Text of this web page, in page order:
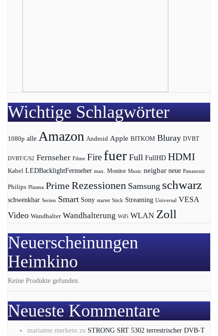
Wichtige Schlagwörter
1080p alle Amazon Android Apple BITKOM Bluray DVBT
DVBT/C/S2 Fernseher Filme Fire fuer Full FullHD HDMI
Kabel LEDBacklightFernseher max. Monitor Music neigbar neue Panasonic
Philips Plasma PrimeRezessionen Samsung schwarz
schwenkbar Serien Smart Sony startet Stick Streaming Universal VESA
Video Wandhalter Wandhalterung WiFi WLAN Zoll
Neuerscheinungen
Heimkino
Keine Produkte gefunden.
Neueste Kommentare
marianne merkens zu STRONG SRT 5302 terrestrischer DVB-T